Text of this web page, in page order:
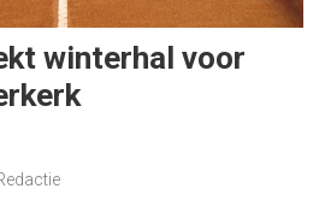
winterhal voor